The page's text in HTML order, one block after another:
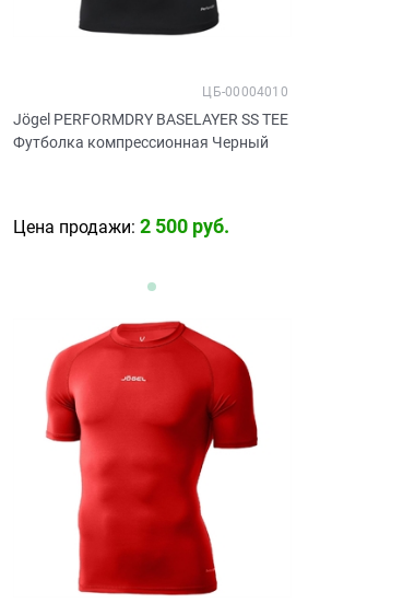
Jögel PERFORMDRY BASELAYER SS TEE
Футболка компрессионная Черный
ЦБ-00004010
Цена продажи: 2 500 руб.